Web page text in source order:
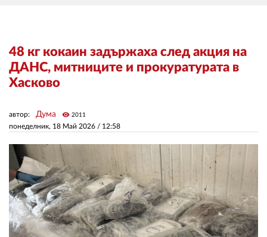
48 кг кокаин задържаха след акция на
ДАНС, митниците и прокуратурата в
Хасково
понеделник, 18 Май 2026 / 12:58
автор: Дума visibility 2011
ДРУГИ
КОНТАКТИ
РЕКЛАМА
АБОНАМЕНТ